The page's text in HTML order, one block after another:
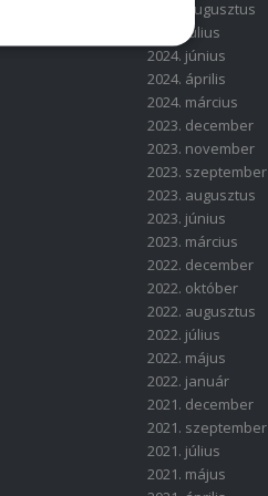
2024. augusztus
2024. július
2024. június
2024. április
2024. március
2023. december
2023. november
2023. szeptember
2023. augusztus
2023. június
2023. március
2022. december
2022. október
2022. augusztus
2022. július
2022. május
2022. január
2021. december
2021. szeptember
2021. július
2021. május